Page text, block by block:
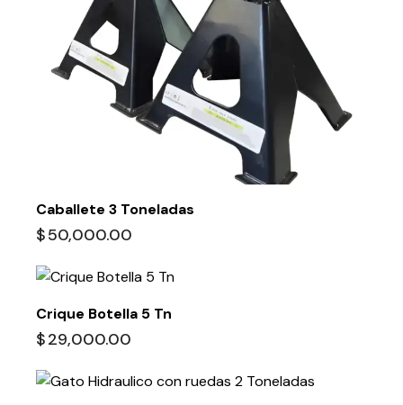
Caballete 3 Toneladas
$50,000.00
Crique Botella 5 Tn
$29,000.00